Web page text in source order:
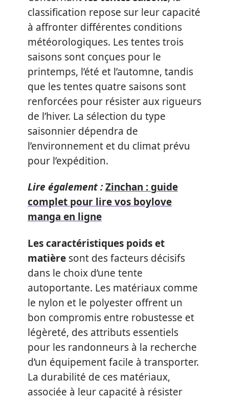
classification repose sur leur capacité
à affronter différentes conditions
météorologiques. Les tentes trois
saisons sont conçues pour le
printemps, l’été et l’automne, tandis
que les tentes quatre saisons sont
renforcées pour résister aux rigueurs
de l’hiver. La sélection du type
saisonnier dépendra de
l’environnement et du climat prévu
pour l’expédition.
Lire également :Zinchan : guide
complet pour lire vos boylove
manga en ligne
Les caractéristiques poids et
matière sont des facteurs décisifs
dans le choix d’une tente
autoportante. Les matériaux comme
le nylon et le polyester offrent un
bon compromis entre robustesse et
légèreté, des attributs essentiels
pour les randonneurs à la recherche
d’un équipement facile à transporter.
La durabilité de ces matériaux,
associée à leur capacité à résister